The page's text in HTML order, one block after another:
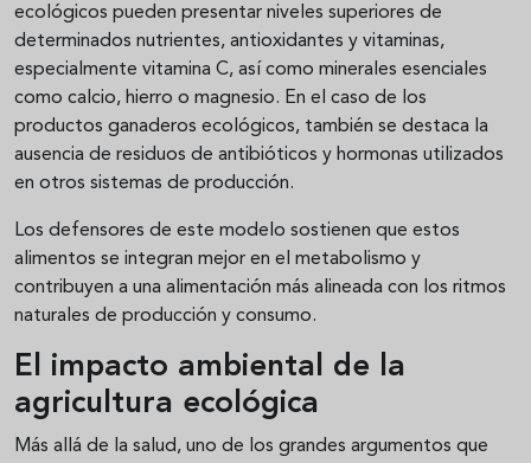
ecológicos pueden presentar niveles superiores de
determinados nutrientes, antioxidantes y vitaminas,
especialmente vitamina C, así como minerales esenciales
como calcio, hierro o magnesio. En el caso de los
productos ganaderos ecológicos, también se destaca la
ausencia de residuos de antibióticos y hormonas utilizados
en otros sistemas de producción.
Los defensores de este modelo sostienen que estos
alimentos se integran mejor en el metabolismo y
contribuyen a una alimentación más alineada con los ritmos
naturales de producción y consumo.
El impacto ambiental de la
agricultura ecológica
Más allá de la salud, uno de los grandes argumentos que